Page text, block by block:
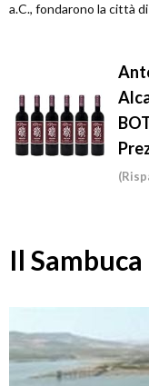
a.C., fondarono la città
Il